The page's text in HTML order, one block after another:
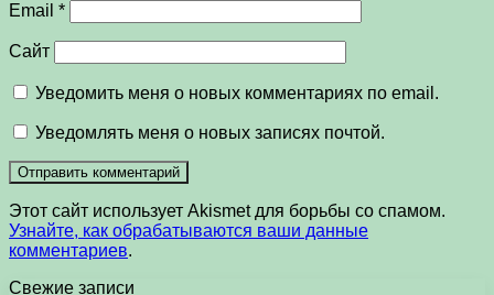
Email *
Сайт
Уведомить меня о новых комментариях по email.
Уведомлять меня о новых записях почтой.
Этот сайт использует Akismet для борьбы со спамом.
Узнайте, как обрабатываются ваши данные
комментариев.
Свежие записи